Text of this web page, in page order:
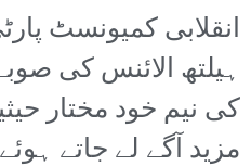
انقلابی کمیونسٹ
ہیلتھ الائنس کی
کی نیم خود مختار
مزید آگے لے جاتے